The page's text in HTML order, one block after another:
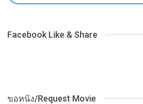
Facebook Like & Share
ขอหนัง/Request Movie